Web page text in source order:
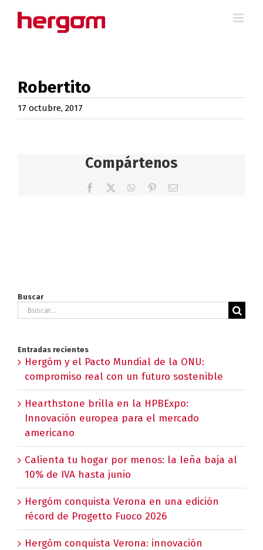
Robertito
17 octubre, 2017
Compártenos
Facebook WhatsApp
PinterestCorreo
Buscar
Buscar:
Entradas recientes
Hergóm y el Pacto Mundial de la ONU:
compromiso real con un futuro sostenible
Hearthstone brilla en la HPBExpo:
Innovación europea para el mercado
americano
Calienta tu hogar por menos: la leña baja al
10% de IVA hasta junio
Hergóm conquista Verona en una edición
récord de Progetto Fuoco 2026
Hergóm conquista Verona: innovación